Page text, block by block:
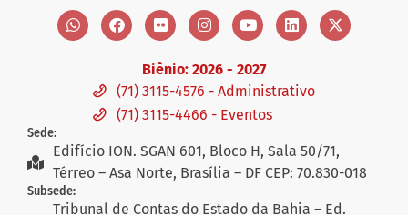
Biênio: 2026 - 2027
(71) 3115-4576 - Administrativo
(71) 3115-4466 - Eventos
Sede:
Edifício ION. SGAN 601, Bloco H, Sala 50/71,
Térreo – Asa Norte, Brasília – DF CEP: 70.830-018
Subsede:
Tribunal de Contas do Estado da Bahia – Ed.